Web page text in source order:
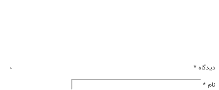
دیدگاه *
نام *